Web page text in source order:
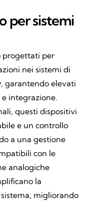
per sistemi
progettati per
nei sistemi di
, garantendo elevati
integrazione.
questi dispositivi
e un controllo
a una gestione
con le
analogiche
la
migliorando